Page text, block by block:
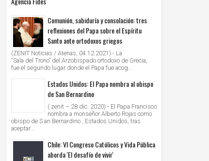
Comunión, sabiduría y consolación: tres
reflexiones del Papa sobre el Espíritu
Santo ante ortodoxos griegos
(ZENIT Noticias / Atenas, 04.12.2021).- La
“Sala del Trono” del Arzobispado ortodoxo de Grecia,
fue el segundo lugar donde el Papa fue acog...
Estados Unidos: El Papa nombra al obispo
de San Bernardino
( zenit – 28 dic. 2020).- El Papa Francisco
nombra a monseñor Alberto Rojas como
obispo de S an Bernardino , Estados Unidos, tras
aceptar...
Chile: VI Congreso Católicos y Vida Pública
aborda 'El desafío de vivir'